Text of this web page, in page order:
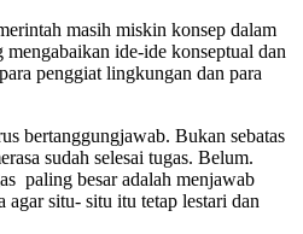
masih miskin konsep dalam
ide-ide konseptual dan
penggiat lingkungan dan para
bertanggungjawab. Bukan sebatas
sudah selesai tugas. Belum.
paling besar adalah menjawab
agar situ- situ itu tetap lestari dan